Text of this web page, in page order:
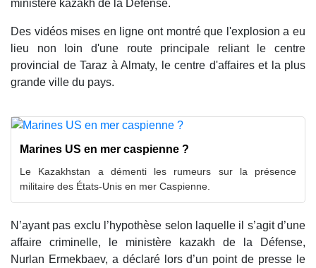
ministère kazakh de la Défense.
Des vidéos mises en ligne ont montré que l'explosion a eu
lieu non loin d'une route principale reliant le centre
provincial de Taraz à Almaty, le centre d'affaires et la plus
grande ville du pays.
Marines US en mer caspienne ?
Le Kazakhstan a démenti les rumeurs sur la présence
militaire des États-Unis en mer Caspienne.
N’ayant pas exclu l’hypothèse selon laquelle il s’agit d’une
affaire criminelle, le ministère kazakh de la Défense,
Nurlan Ermekbaev, a déclaré lors d’un point de presse le